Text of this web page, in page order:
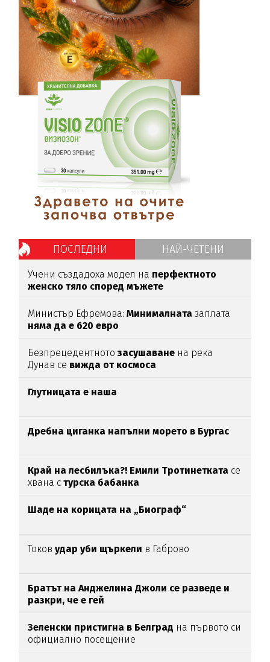
ПОСЛЕДНИ НАЙ-ЧЕТЕНИ
Учени създадоха модел на перфектното
женско тяло според мъжете
Министър Ефремова:Минималната заплата
няма да е 620 евро
Безпрецедентнотозасушаване на река
Дунав се вижда от космоса
Глутницата е наша
Дребна циганка напълни морето в Бургас
Край на лесбилъка?! Емили Тротинетката се
хвана с турска бабанка
Шаде на корицата на „Биограф“
Токовудар уби щъркели в Габрово
Братът на Анджелина Джоли се разведе и
разкри, че е гей
Зеленски пристигна в Белград на първото си
официално посещение